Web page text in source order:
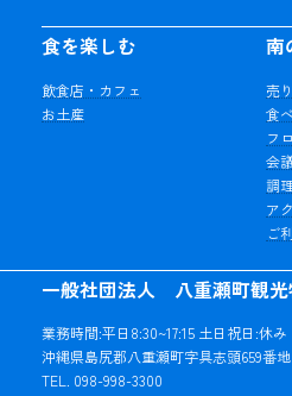
一般社団法人 八重瀬町観光
業務時間:平日8:30~17:15 土日祝日:休み
沖縄県島尻郡八重瀬町字具志頭659番地
TEL. 098-998-3300
食を楽しむ
飲食店・カフェ
お土産
南
売
食
フ
会
調
ア
ご